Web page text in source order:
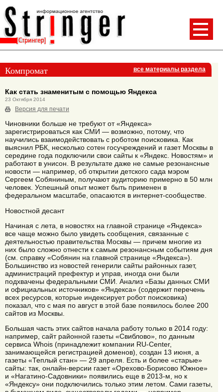
Компромат все материалы раздела
Как стать знаменитым с помощью Яндекса
23 Октября 2014
Версия для печати
Чиновники больше не требуют от «Яндекса»
зарегистрироваться как СМИ — возможно, потому, что
научились взаимодействовать с роботом поисковика. Как
выяснил РБК, несколько сотен госучреждений и газет Москвы в
середине года подключили свои сайты к «Яндекс. Новостям» и
работают в унисон. В результате даже не самые резонансные
новости — например, об открытии детского сада мэром
Сергеем Собяниным, получают аудиторию примерно в 50 млн
человек. Успешный опыт может быть применен в
федеральном масштабе, опасаются в интернет-сообществе.
Новостной десант
Начиная с лета, в новостях на главной странице «Яндекса»
все чаще можно было увидеть сообщения, связанные с
деятельностью правительства Москвы — причем многие из
них было сложно отнести к самым резонансным событиям дня
(см. справку «Собянин на главной странице «Яндекса»).
Большинство из новостей генерили сайты районных газет,
администраций префектур и управ, иногда они были
подхвачены федеральными СМИ. Анализ «Базы данных СМИ
и официальных источников» «Яндекса» (содержит перечень
всех ресурсов, которые индексирует робот поисковика)
показал, что с мая по август в этой базе появилось более 200
сайтов из Москвы.
Большая часть этих сайтов начала работу только в 2014 году:
например, сайт районной газеты «Свиблово», по данным
сервиса Whois (принадлежит компании RU-Center,
занимающейся регистрацией доменов), создан 13 июня, а
газеты «Теплый стан» — 29 апреля. Есть и более «старые»
сайты: так, онлайн-версии газет «Орехово-Борисово Южное»
и «Нагатино-Садовники» появились еще в 2013-м, но к
«Яндексу» они подключились только этим летом. Сами газеты,